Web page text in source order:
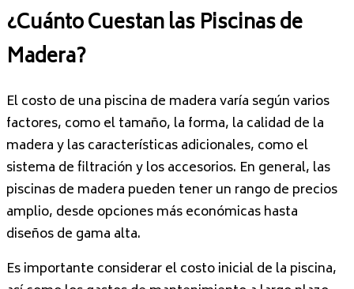
¿Cuánto Cuestan las Piscinas de
Madera?
El costo de una piscina de madera varía según varios
factores, como el tamaño, la forma, la calidad de la
madera y las características adicionales, como el
sistema de filtración y los accesorios. En general, las
piscinas de madera pueden tener un rango de precios
amplio, desde opciones más económicas hasta
diseños de gama alta.
Es importante considerar el costo inicial de la piscina,